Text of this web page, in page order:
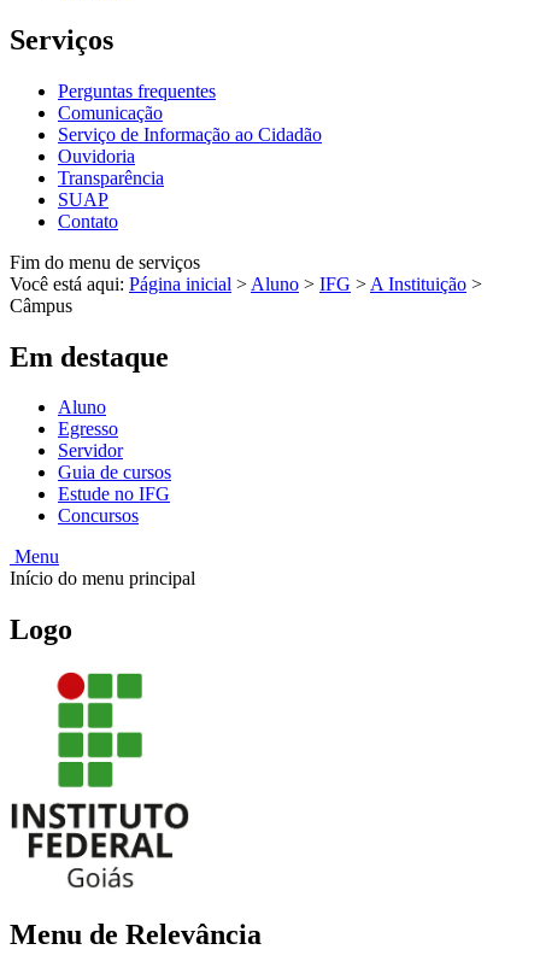
Serviços
Perguntas frequentes
Comunicação
Serviço de Informação ao Cidadão
Ouvidoria
Transparência
SUAP
Contato
Fim do menu de serviços
Você está aqui: Página inicial > Aluno > IFG > A Instituição >
Câmpus
Em destaque
Aluno
Egresso
Servidor
Guia de cursos
Estude no IFG
Concursos
Menu
Início do menu principal
Logo
Menu de Relevância